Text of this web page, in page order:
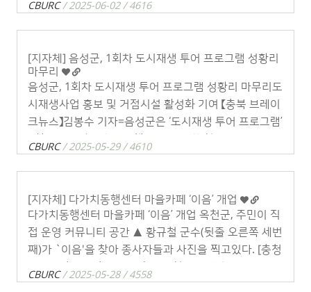
청 . . .
CBURC/ 2025-06-02 / 4616
[지자체] 음성군, 1회차 도시재생 투어 프로그램 성황리
마무리
음성군, 1회차 도시재생 투어 프로그램 성황리 마무리도
시재생사업 홍보 및 거점시설 활성화 기여 【충북 브레이
크뉴스】김봉수 기자=음성군은 ‘도시재생 투어 프로그램’
재생 투어는 도시 . . .
CBURC/ 2025-05-29 / 4610
[지자체] 다가치동행센터 마을카페 ‘이음’ 개업
다가치동행센터 마을카페 ‘이음’ 개업 옥천군, 주민이 직
접 운영 커뮤니티 공간 ▲ 황규철 군수(뒷줄 오른쪽 세번
째)가 `이음'을 찾아 종사자들과 사진을 찍고있다. [충청
일환으 . . .
CBURC/ 2025-05-28 / 4558